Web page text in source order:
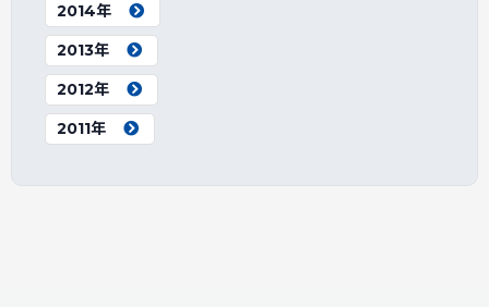
2014年
2013年
2012年
2011年